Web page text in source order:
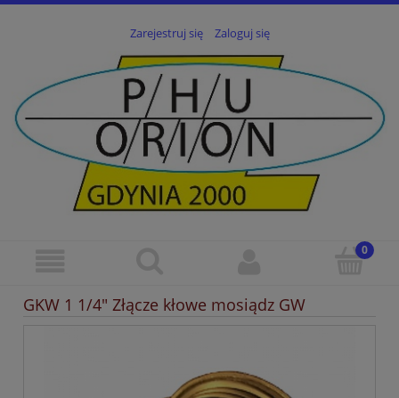
Zarejestruj się Zaloguj się
GKW 1 1/4" Złącze kłowe mosiądz GW